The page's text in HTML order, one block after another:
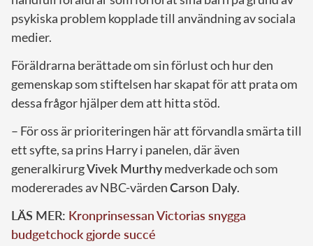
psykiska problem kopplade till användning av sociala
medier.
Föräldrarna berättade om sin förlust och hur den
gemenskap som stiftelsen har skapat för att prata om
dessa frågor hjälper dem att hitta stöd.
– För oss är prioriteringen här att förvandla smärta till
ett syfte, sa prins Harry i panelen, där även
generalkirurgVivek Murthymedverkade och som
modererades av NBC-värdenCarson Daly.
LÄS MER: Kronprinsessan Victorias snygga
budgetchock gjorde succé